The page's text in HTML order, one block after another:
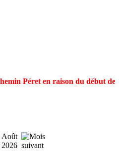
Péret en raison du début
Août
2026